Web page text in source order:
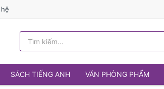
SÁCH TIẾNG ANH VĂN PHÒNG PHẨM